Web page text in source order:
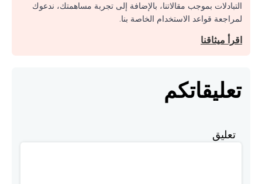
التبادلات بموجب مقالاتنا، بالإضافة إلى تجربة مساهمتك، ندعوك
لمراجعة قواعد الاستخدام الخاصة بنا.
اقرأ ميثاقنا
تعليقاتكم
تعليق